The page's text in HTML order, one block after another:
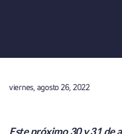
viernes, agosto 26, 2022
Este próximo 30 y 31 de